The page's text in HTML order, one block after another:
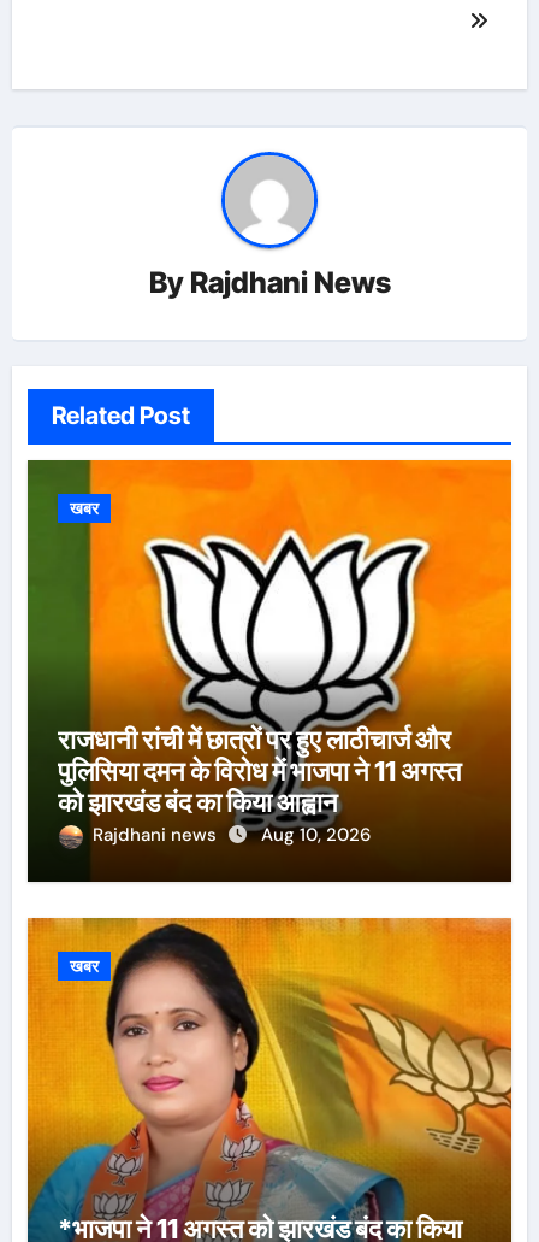
By Rajdhani News
Related Post
खबर
राजधानी रांची में छात्रों पर हुए लाठीचार्ज और
पुलिसिया दमन के विरोध में भाजपा ने 11 अगस्त
को झारखंड बंद का किया आह्वान
Rajdhani news Aug 10, 2026
खबर
*भाजपा ने 11 अगस्त को झारखंड बंद का किया